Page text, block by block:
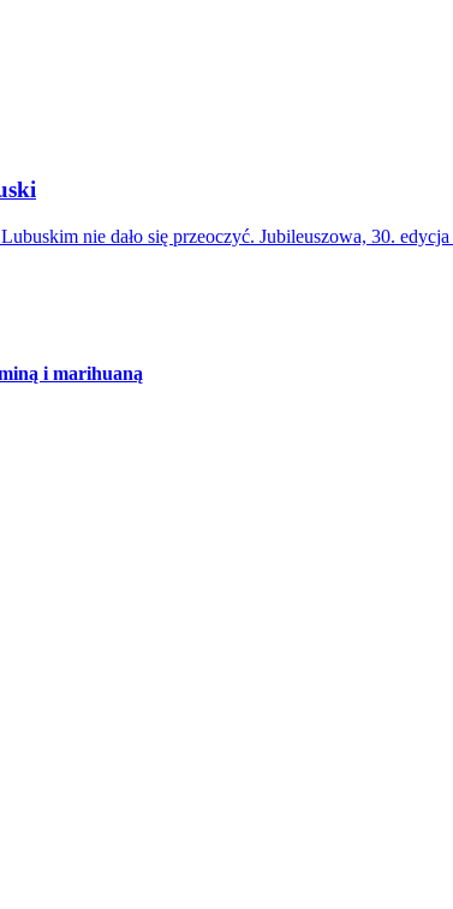
nie dało się przeoczyć. Jubileuszowa, 30.
i marihuaną